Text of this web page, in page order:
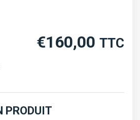
€160,00 TTC
PRODUIT